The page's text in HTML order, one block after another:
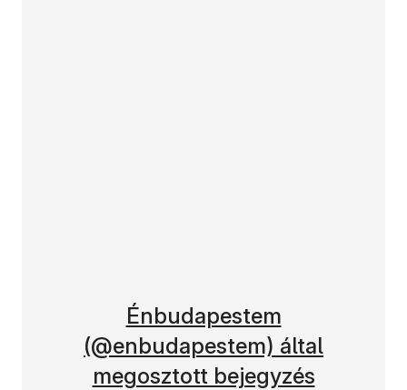
(új ablakban nyílik meg)
Énbudapestem
(@enbudapestem) által
megosztott bejegyzés